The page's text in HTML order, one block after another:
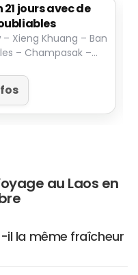
jours avec de
Xieng Khuang – Ban
– Champasak –
au Laos en
il la même fraîcheur